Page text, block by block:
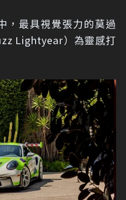
，最具視覺張力的莫過
Lightyear）為靈感打